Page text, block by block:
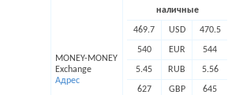
MONEY-MONEY
Exchange
Адрес
наличные
469.7 USD 470.5
540 EUR 544
5.45 RUB 5.56
627 GBP 645